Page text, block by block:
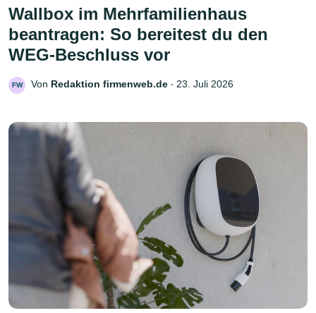
Wallbox im Mehrfamilienhaus
beantragen: So bereitest du den
WEG-Beschluss vor
FW Von Redaktion firmenweb.de ‧ 23. Juli 2026